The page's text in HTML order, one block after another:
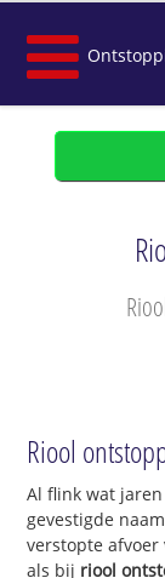
Riool
Al flink wat
gevestigde
verstopte afvoer
als bij riool